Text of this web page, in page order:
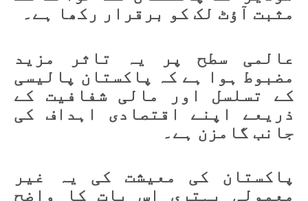
مثبت آؤٹ لک کو برقرار رکھا ہے۔
عالمی سطح پر یہ تاثر مزید
مضبوط ہوا ہے کہ پاکستان پالیسی
کے تسلسل اور مالی شفافیت کے
ذریعے اپنے اقتصادی اہداف کی
جانب گامزن ہے۔
پاکستان کی معیشت کی یہ غیر
معمولی بہتری اس بات کا واضح